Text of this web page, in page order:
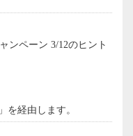
を経由します。